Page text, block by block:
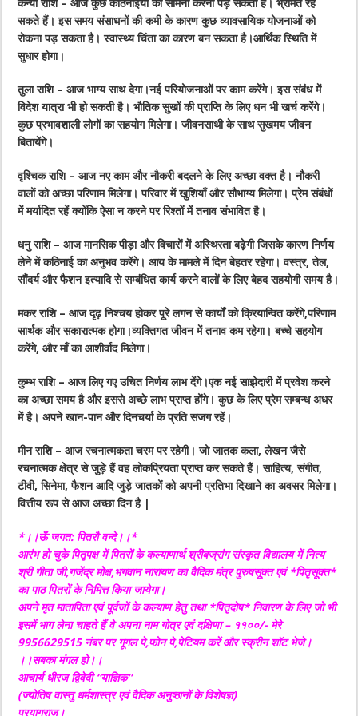
कन्या राशि – आज कुछ कठिनाइयों का सामना करना पड़ सकता है। भ्रमित रह
सकते हैं। इस समय संसाधनों की कमी के कारण कुछ व्यावसायिक योजनाओं को
रोकना पड़ सकता है। स्वास्थ्य चिंता का कारण बन सकता है।आर्थिक स्थिति में
सुधार होगा।
तुला राशि – आज भाग्य साथ देगा।नई परियोजनाओं पर काम करेंगे। इस संबंध में
विदेश यात्रा भी हो सकती है। भौतिक सुखों की प्राप्ति के लिए धन भी खर्च करेंगे।
कुछ प्रभावशाली लोगों का सहयोग मिलेगा। जीवनसाथी के साथ सुखमय जीवन
बितायेंगे।
वृश्चिक राशि – आज नए काम और नौकरी बदलने के लिए अच्छा वक्त है। नौकरी
वालों को अच्छा परिणाम मिलेगा। परिवार में खुशियाँ और सौभाग्य मिलेगा। प्रेम संबंधों
में मर्यादित रहें क्योंकि ऐसा न करने पर रिश्तों में तनाव संभावित है।
धनु राशि – आज मानसिक पीड़ा और विचारों में अस्थिरता बढ़ेगी जिसके कारण निर्णय
लेने में कठिनाई का अनुभव करेंगे। आय के मामले में दिन बेहतर रहेगा। वस्त्र, तेल,
सौंदर्य और फैशन इत्यादि से सम्बंधित कार्य करने वालों के लिए बेहद सहयोगी समय है।
मकर राशि – आज दृढ़ निश्चय होकर पूरे लगन से कार्यों को क्रियान्वित करेंगे,परिणाम
सार्थक और सकारात्मक होगा।व्यक्तिगत जीवन में तनाव कम रहेगा। बच्चे सहयोग
करेंगे, और माँ का आशीर्वाद मिलेगा।
कुम्भ राशि – आज लिए गए उचित निर्णय लाभ देंगे।एक नई साझेदारी में प्रवेश करने
का अच्छा समय है और इससे अच्छे लाभ प्राप्त होंगे। कुछ के लिए प्रेम सम्बन्ध अधर
में है। अपने खान-पान और दिनचर्या के प्रति सजग रहें।
मीन राशि – आज रचनात्मकता चरम पर रहेगी। जो जातक कला, लेखन जैसे
रचनात्मक क्षेत्र से जुड़े हैं वह लोकप्रियता प्राप्त कर सकते हैं। साहित्य, संगीत,
टीवी, सिनेमा, फैशन आदि जुड़े जातकों को अपनी प्रतिभा दिखाने का अवसर मिलेगा।
वित्तीय रूप से आज अच्छा दिन है |
*।।ऊँ जगत: पितरौ वन्दे।।*
आरंभ हो चुके पितृपक्ष में पितरों के कल्याणार्थ श्रीबज्रांग संस्कृत विद्यालय में नित्य
श्री गीता जी,गजेंद्र मोक्ष,भगवान नारायण का वैदिक मंत्र पुरुषसूक्त एवं *पितृसूक्त*
का पाठ पितरों के निमित्त किया जायेगा।
अपने मृत मातापिता एवं पूर्वजों के कल्याण हेतु तथा *पितृदोष* निवारण के लिए जो भी
इसमें भाग लेना चाहते हैं वे अपना नाम गोत्र एवं दक्षिणा – ११००/- मेरे
9956629515 नंबर पर गूगल पे,फोन पे,पेटियम करें और स्क्रीन शॉट भेजे।
।।सबका मंगल हो।।
आचार्य धीरज द्विवेदी “याज्ञिक”
(ज्योतिष वास्तु धर्मशास्त्र एवं वैदिक अनुष्ठानों के विशेषज्ञ)
प्रयागराज।